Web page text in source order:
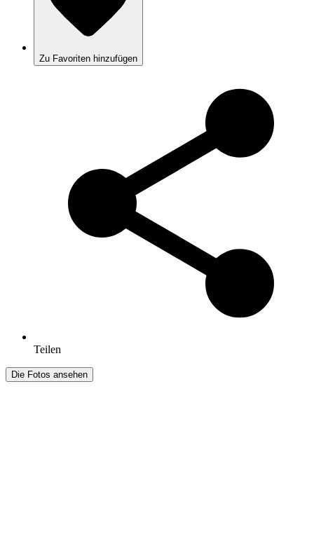
Zu Favoriten hinzufügen
Teilen
Die Fotos ansehen